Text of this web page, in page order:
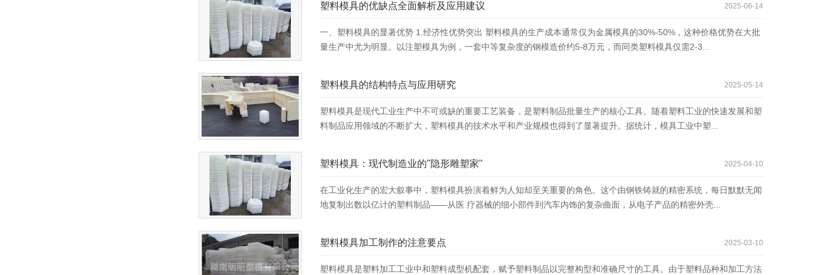
2025-06-14
塑料模具的优缺点全面解析及应用建议
一、塑料模具的显著优势 1.经济性优势突出 塑料模具的生产成本通常仅为金属模具的30%-50%，这种价格优势在大批
量生产中尤为明显。以注塑模具为例，一套中等复杂度的钢模造价约5-8万元，而同类塑料模具仅需2-3...
2025-05-14
塑料模具的结构特点与应用研究
塑料模具是现代工业生产中不可或缺的重要工艺装备，是塑料制品批量生产的核心工具。随着塑料工业的快速发展和塑
料制品应用领域的不断扩大，塑料模具的技术水平和产业规模也得到了显著提升。据统计，模具工业中塑...
2025-04-10
塑料模具：现代制造业的"隐形雕塑家"
在工业化生产的宏大叙事中，塑料模具扮演着鲜为人知却至关重要的角色。这个由钢铁铸就的精密系统，每日默默无闻
地复制出数以亿计的塑料制品——从医 疗器械的细小部件到汽车内饰的复杂曲面，从电子产品的精密外壳...
2025-03-10
塑料模具加工制作的注意要点
塑料模具是塑料加工工业中和塑料成型机配套，赋予塑料制品以完整构型和准确尺寸的工具。由于塑料品种和加工方法